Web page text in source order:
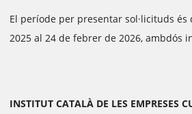
El període per presentar sol·licituds
2025 al 24 de febrer de 2026, ambdós
INSTITUT CATALÀ DE LES EMPRESES